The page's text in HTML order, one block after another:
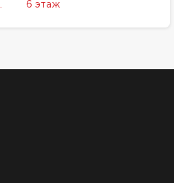
6 этаж